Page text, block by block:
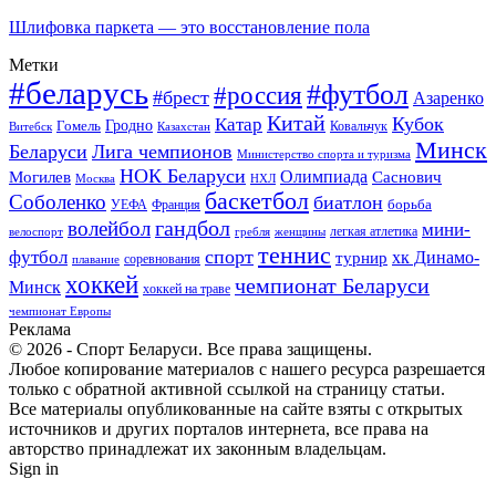
Шлифовка паркета — это восстановление пола
Метки
#беларусь #брест #россия#футбол Азаренко
Витебск Гомель Гродно Казахстан Катар Китай Ковальчук Кубок
Беларуси Лига чемпионов Министерство спорта и туризма Минск
Могилев Москва НОК Беларуси НХЛ Олимпиада Саснович
Соболенко УЕФА Франция баскетбол биатлон борьба
велоспорт волейболгандбол гребля женщины легкая атлетика мини-
футбол плавание соревнования спорт теннис турнир хк Динамо-
Минск хоккей хоккей на траве чемпионат Беларуси
чемпионат Европы
Реклама
© 2026 - Спорт Беларуси. Все права защищены.
Любое копирование материалов с нашего ресурса разрешается
только с обратной активной ссылкой на страницу статьи.
Все материалы опубликованные на сайте взяты с открытых
источников и других порталов интернета, все права на
авторство принадлежат их законным владельцам.
Sign in